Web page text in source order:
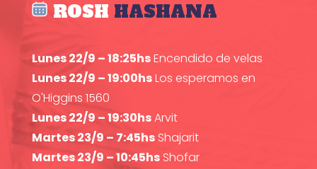
ROSH HASHANA
Lunes 22/9 – 18:25hsEncendido de velas
Lunes 22/9 – 19:00hsLos esperamos en
O'Higgins 1560
Lunes 22/9 – 19:30hsArvit
Martes 23/9 – 7:45hsShajarit
Martes 23/9 – 10:45hsShofar